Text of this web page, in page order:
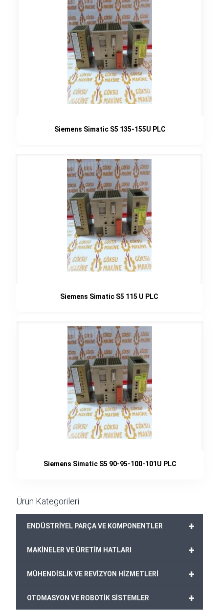
Siemens Simatic S5 135-155U PLC
Siemens Simatic S5 115 U PLC
Siemens Simatic S5 90-95-100-101U PLC
Ürün Kategorileri
+
ENDÜSTRİYEL PARÇA VE KOMPONENTLER
+
MAKİNELER VE ÜRETİM HATLARI
+
MÜHENDİSLİK VE REVİZYON HİZMETLERİ
+
OTOMASYON VE ROBOTİK SİSTEMLER